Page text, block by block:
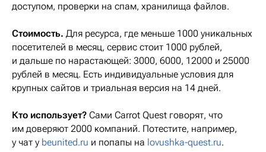
доступом, проверки на спам, хранилища файлов.
Стоимость. Для ресурса, где меньше 1000 уникальных
посетителей в месяц, сервис стоит 1000 рублей,
и дальше по нарастающей: 3000, 6000, 12000 и 25000
рублей в месяц. Есть индивидуальные условия для
крупных сайтов и триальная версия на 14 дней.
Кто использует? Сами Сarrot Quest говорят, что
им доверяют 2000 компаний. Потестите, например,
у чат у beunited.ru и попапы на lovushka-quest.ru.